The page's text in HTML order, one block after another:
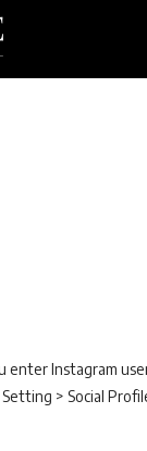
enter Instagram
> Social